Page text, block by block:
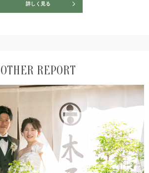
詳しく見る
OTHER REPORT